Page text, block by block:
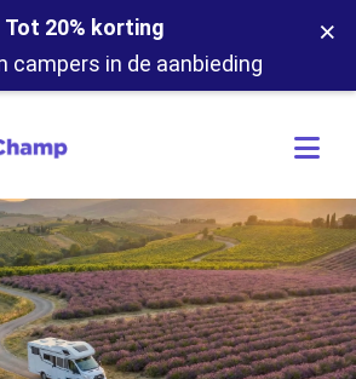
Tot 20% korting
campers in de aanbieding
×